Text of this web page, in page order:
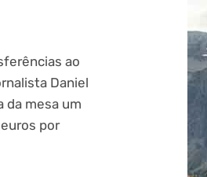
ao
Daniel
da mesa um
por